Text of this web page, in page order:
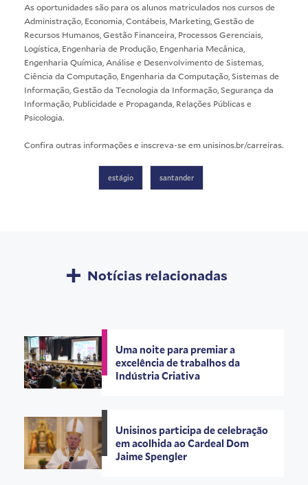
As oportunidades são para os alunos matriculados nos cursos de
Administração, Economia, Contábeis, Marketing, Gestão de
Recursos Humanos, Gestão Financeira, Processos Gerenciais,
Logística, Engenharia de Produção, Engenharia Mecânica,
Engenharia Química, Análise e Desenvolvimento de Sistemas,
Ciência da Computação, Engenharia da Computação, Sistemas de
Informação, Gestão da Tecnologia da Informação, Segurança da
Informação, Publicidade e Propaganda, Relações Públicas e
Psicologia.
Confira outras informações e inscreva-se em unisinos.br/carreiras.
estágio santander
Notícias relacionadas
Uma noite para premiar a
excelência de trabalhos da
Indústria Criativa
Unisinos participa de celebração
em acolhida ao Cardeal Dom
Jaime Spengler